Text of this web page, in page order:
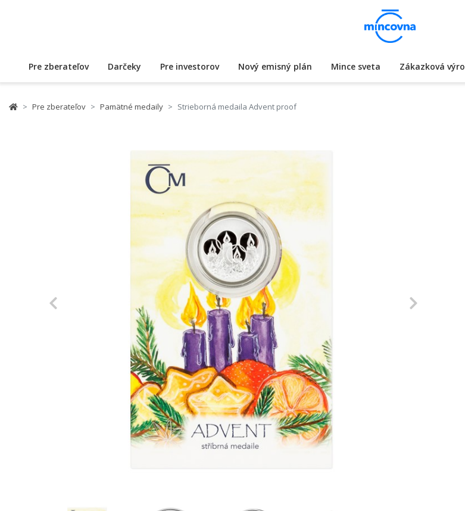
Pre zberateľov Darčeky Pre investorov Nový emisný plán Mince sveta Zákazková
Pre zberateľov Pamätné medaily Strieborná medaila Advent proof
Previous